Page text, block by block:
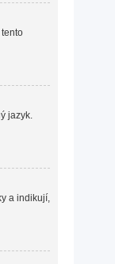
jazyk.
a indikují,